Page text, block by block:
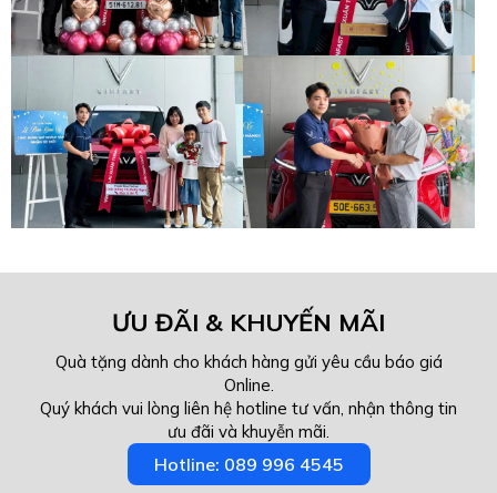
ƯU ĐÃI & KHUYẾN MÃI
Quà tặng dành cho khách hàng gửi yêu cầu báo giá
Online.
Quý khách vui lòng liên hệ hotline tư vấn, nhận thông tin
ưu đãi và khuyễn mãi.
Hotline: 089 996 4545